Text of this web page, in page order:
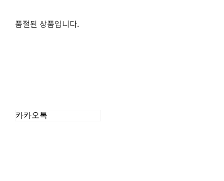
품절된 상품입니다.
카카오톡